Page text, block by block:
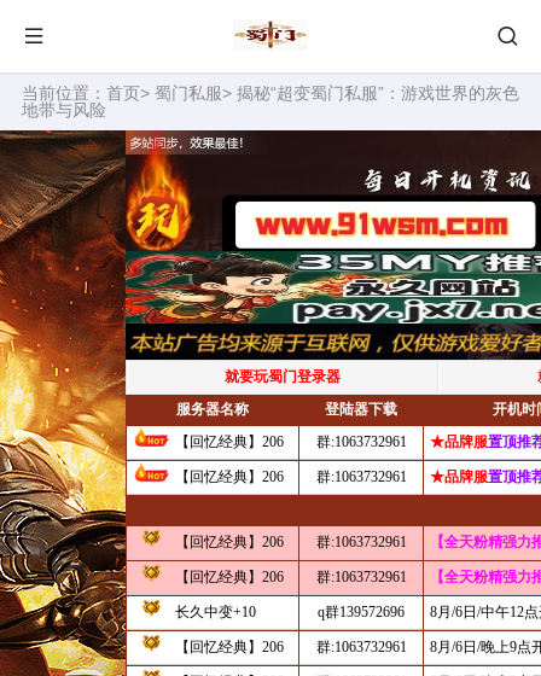
当前位置： 首页> 蜀门私服> 揭秘“超变蜀门私服”：游戏世界的灰色
地带与风险